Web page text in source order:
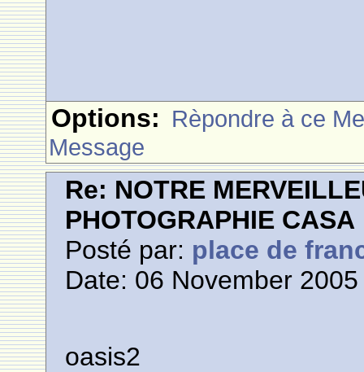
Options: Rèpondre à ce
Message
Re: NOTRE
PHOTOGRAPHIE CASA
Posté par: place de
Date: 06 November
oasis2